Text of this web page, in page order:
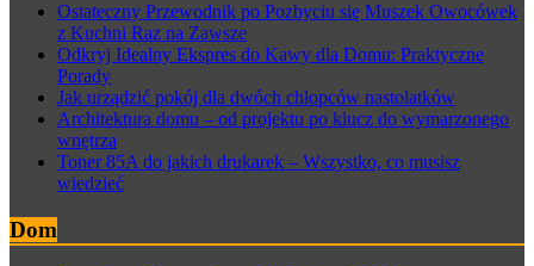
Ostateczny Przewodnik po Pozbyciu się Muszek Owocówek
z Kuchni Raz na Zawsze
Odkryj Idealny Ekspres do Kawy dla Domu: Praktyczne
Porady
Jak urządzić pokój dla dwóch chłopców nastolatków
Architektura domu – od projektu po klucz do wymarzonego
wnętrza
Toner 85A do jakich drukarek – Wszystko, co musisz
wiedzieć
Dom